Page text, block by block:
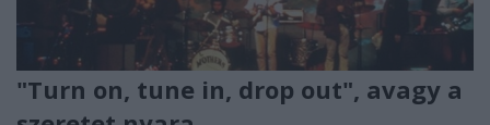
"Turn on, tune in, drop out", avagy a